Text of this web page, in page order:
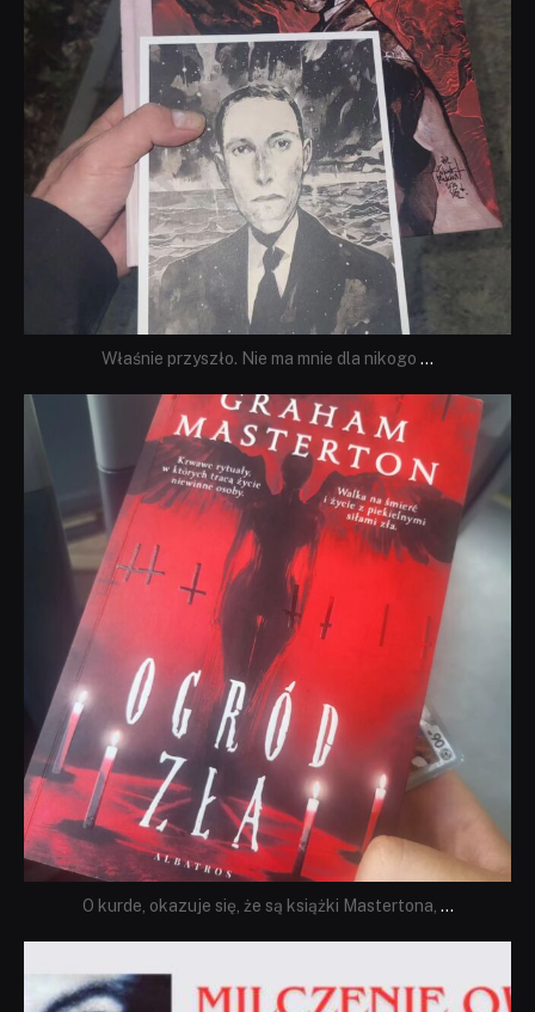
Właśnie przyszło. Nie ma mnie dla nikogo ...
dobryhorror
Sie 23
O kurde, okazuje się, że są książki Mastertona, ...